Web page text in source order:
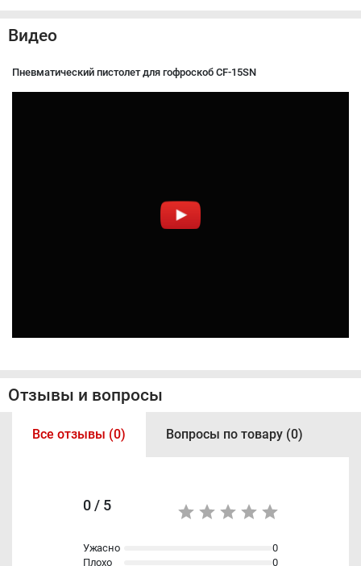
Видео
Пневматический пистолет для гофроскоб CF-15SN
Отзывы и вопросы
Все отзывы (0) Вопросы по товару (0)
0 / 5
Ужасно
0
Плохо
0